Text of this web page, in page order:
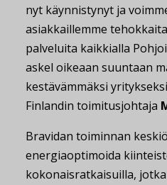
nyt käynnistynyt ja
asiakkaillemme
palveluita kaikkialla
askel oikeaan suuntaan
kestävämmäksi
Finlandin toimitusjohtaja
Bravidan toiminnan
energiaoptimoida
kokonaisratkaisuilla,